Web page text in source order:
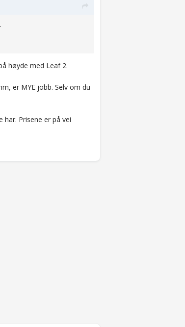
høyde med Leaf 2.
er MYE jobb. Selv om du
har. Prisene er på vei